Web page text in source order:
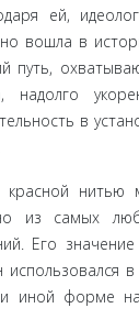
ей,
вошла в
путь,
в
красной
из самых
Его
иной форме на